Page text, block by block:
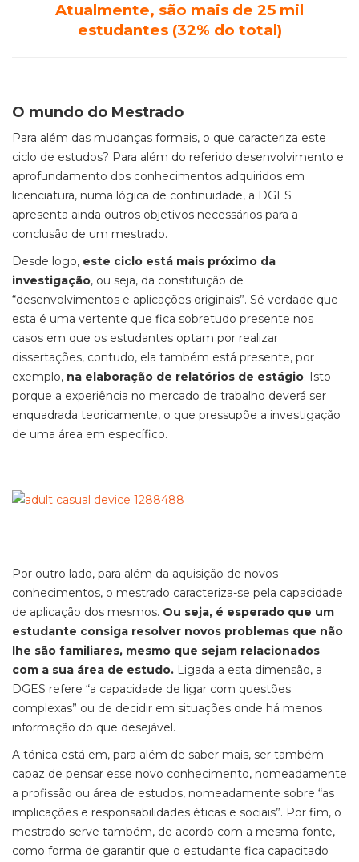
Atualmente, são mais de 25 mil
estudantes (32% do total)
O mundo do Mestrado
Para além das mudanças formais, o que caracteriza este
ciclo de estudos? Para além do referido desenvolvimento e
aprofundamento dos conhecimentos adquiridos em
licenciatura, numa lógica de continuidade, a DGES
apresenta ainda outros objetivos necessários para a
conclusão de um mestrado.
Desde logo, este ciclo está mais próximo da
investigação, ou seja, da constituição de
“desenvolvimentos e aplicações originais”. Sé verdade que
esta é uma vertente que fica sobretudo presente nos
casos em que os estudantes optam por realizar
dissertações, contudo, ela também está presente, por
exemplo, na elaboração de relatórios de estágio. Isto
porque a experiência no mercado de trabalho deverá ser
enquadrada teoricamente, o que pressupõe a investigação
de uma área em específico.
Por outro lado, para além da aquisição de novos
conhecimentos, o mestrado caracteriza-se pela capacidade
de aplicação dos mesmos. Ou seja, é esperado que um
estudante consiga resolver novos problemas que não
lhe são familiares, mesmo que sejam relacionados
com a sua área de estudo. Ligada a esta dimensão, a
DGES refere “a capacidade de ligar com questões
complexas” ou de decidir em situações onde há menos
informação do que desejável.
A tónica está em, para além de saber mais, ser também
capaz de pensar esse novo conhecimento, nomeadamente
a profissão ou área de estudos, nomeadamente sobre “as
implicações e responsabilidades éticas e sociais”. Por fim, o
mestrado serve também, de acordo com a mesma fonte,
como forma de garantir que o estudante fica capacitado